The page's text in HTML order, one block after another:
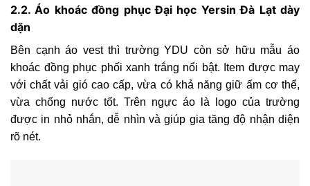
2.2. Áo khoác đồng phục Đại học Yersin Đà Lạt dày
dặn
Bên cạnh áo vest thì trường YDU còn sở hữu mẫu áo
khoác đồng phục phối xanh trắng nổi bật. Item được may
với chất vải gió cao cấp, vừa có khả năng giữ ấm cơ thể,
vừa chống nước tốt. Trên ngực áo là logo của trường
được in nhỏ nhắn, dễ nhìn và giúp gia tăng độ nhận diện
rõ nét.